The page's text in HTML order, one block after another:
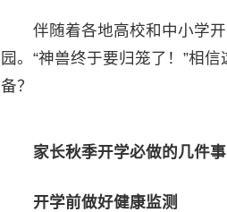
伴随着各地高校和中小学开
园。“神兽终于要归笼了！”相
备？
家长秋季开学必做的几件事
开学前做好健康监测